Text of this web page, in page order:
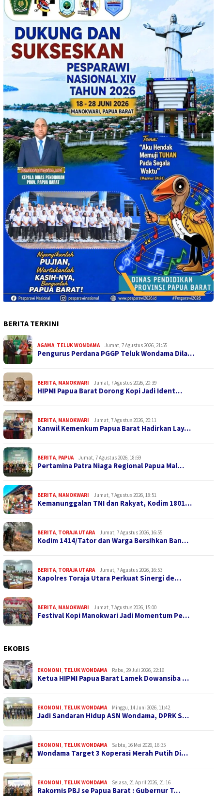
BERITA TERKINI
AGAMA, TELUK WONDAMA Jumat, 7 Agustus 2026, 21:55
Pengurus Perdana PGGP Teluk Wondama Dila…
BERITA, MANOKWARI Jumat, 7 Agustus 2026, 20:39
HIPMI Papua Barat Dorong Kopi Jadi Ident…
BERITA, MANOKWARI Jumat, 7 Agustus 2026, 20:11
Kanwil Kemenkum Papua Barat Hadirkan Lay…
BERITA, PAPUA Jumat, 7 Agustus 2026, 18:59
Pertamina Patra Niaga Regional Papua Mal…
BERITA, MANOKWARI Jumat, 7 Agustus 2026, 18:51
Kemanunggalan TNI dan Rakyat, Kodim 1801…
BERITA, TORAJA UTARA Jumat, 7 Agustus 2026, 16:55
Kodim 1414/Tator dan Warga Bersihkan Ban…
BERITA, TORAJA UTARA Jumat, 7 Agustus 2026, 16:53
Kapolres Toraja Utara Perkuat Sinergi de…
BERITA, MANOKWARI Jumat, 7 Agustus 2026, 15:00
Festival Kopi Manokwari Jadi Momentum Pe…
EKOBIS
EKONOMI, TELUK WONDAMA Rabu, 29 Juli 2026, 22:16
Ketua HIPMI Papua Barat Lamek Dowansiba …
EKONOMI, TELUK WONDAMA Minggu, 14 Juni 2026, 11:42
Jadi Sandaran Hidup ASN Wondama, DPRK S…
EKONOMI, TELUK WONDAMA Sabtu, 16 Mei 2026, 16:35
Wondama Target 3 Koperasi Merah Putih Di…
EKONOMI, TELUK WONDAMA Selasa, 21 April 2026, 21:16
Rakornis PBJ se Papua Barat : Gubernur T…